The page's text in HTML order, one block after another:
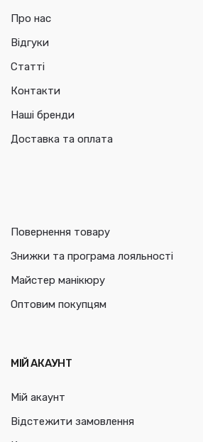
Про нас
Відгуки
Статті
Контакти
Наші бренди
Доставка та оплата
Повернення товару
Знижки та програма лояльності
Майстер манікюру
Оптовим покупцям
МІЙ АКАУНТ
Мій акаунт
Відстежити замовлення